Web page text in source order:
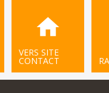
VERS SITE
CONTACT